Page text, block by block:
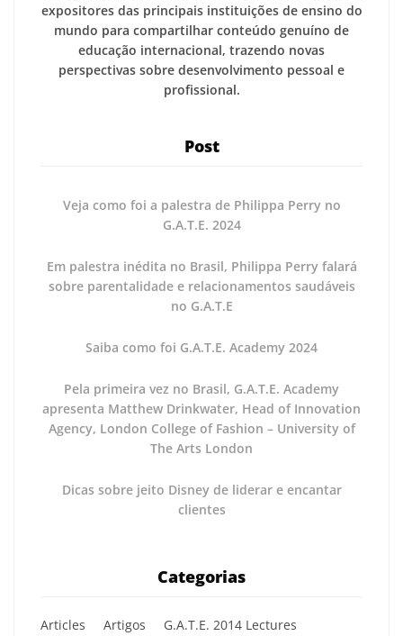
expositores das principais instituições de ensino do
mundo para compartilhar conteúdo genuíno de
educação internacional, trazendo novas
perspectivas sobre desenvolvimento pessoal e
profissional.
Post
Veja como foi a palestra de Philippa Perry no
G.A.T.E. 2024
Em palestra inédita no Brasil, Philippa Perry falará
sobre parentalidade e relacionamentos saudáveis
no G.A.T.E
Saiba como foi G.A.T.E. Academy 2024
Pela primeira vez no Brasil, G.A.T.E. Academy
apresenta Matthew Drinkwater, Head of Innovation
Agency, London College of Fashion – University of
The Arts London
Dicas sobre jeito Disney de liderar e encantar
clientes
Categorias
Articles Artigos G.A.T.E. 2014 Lectures